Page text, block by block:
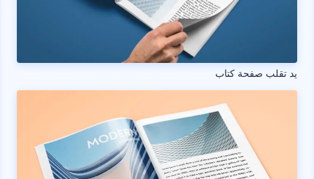
يد تقلب صفحة كتاب